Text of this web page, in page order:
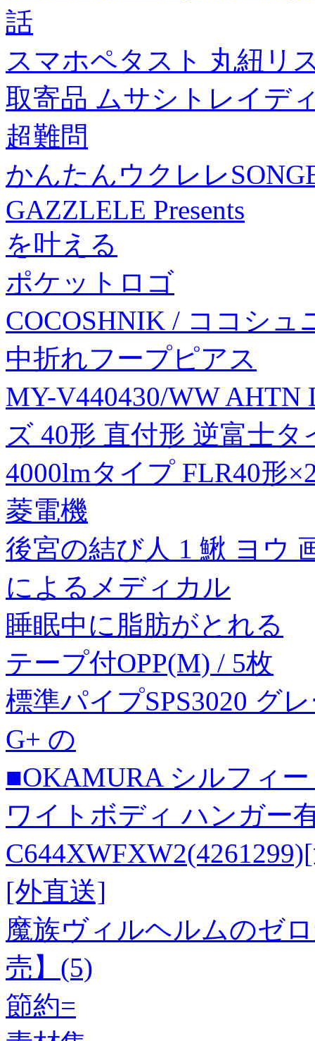
話
スマホペタスト 丸紐リ
取寄品 ムサシトレイデ
超難問
かんたんウクレレ
GAZZLELE Presents
を叶える
ポケットロゴ
COCOSHNIK / ココシ
中折れフープピアス
MY-V440430/WW
ズ 40形 直付形 逆富士
4000lmタイプ FLR40形
菱電機
後宮の結び人 1 鰍 ヨウ
によるメディカル
睡眠中に脂肪がとれる
テープ付OPP(M) / 5枚
標準パイプSPS3020 グ
G+ の
■OKAMURA シルフィ
ワイトボディ ハンガー
[外直送]
魔族ヴィルヘルムのゼ
売】(5)
節約=